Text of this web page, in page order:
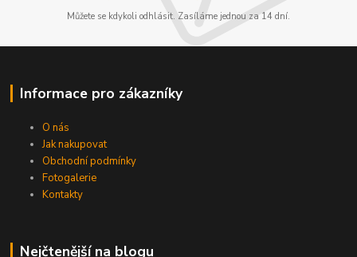
Můžete se kdykoli odhlásit. Zasíláme jednou za 14 dní.
Informace pro zákazníky
O nás
Jak nakupovat
Obchodní podmínky
Fotogalerie
Kontakty
Nejčtenější na blogu